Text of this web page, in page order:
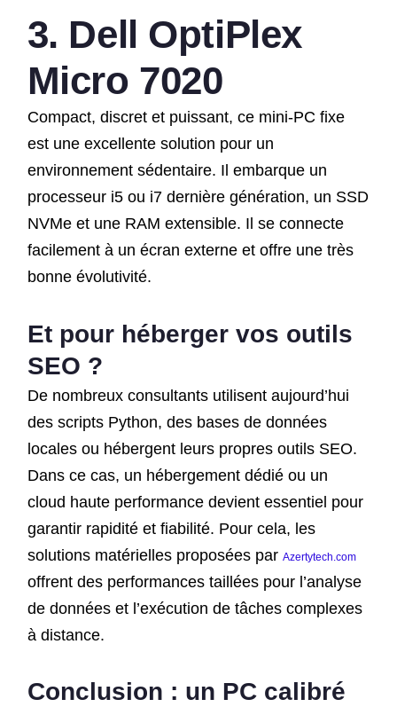
3. Dell OptiPlex
Micro 7020
Compact, discret et puissant, ce mini-PC fixe
est une excellente solution pour un
environnement sédentaire. Il embarque un
processeur i5 ou i7 dernière génération, un SSD
NVMe et une RAM extensible. Il se connecte
facilement à un écran externe et offre une très
bonne évolutivité.
Et pour héberger vos outils
SEO ?
De nombreux consultants utilisent aujourd’hui
des scripts Python, des bases de données
locales ou hébergent leurs propres outils SEO.
Dans ce cas, un hébergement dédié ou un
cloud haute performance devient essentiel pour
garantir rapidité et fiabilité. Pour cela, les
solutions matérielles proposées par Azertytech.com
offrent des performances taillées pour l’analyse
de données et l’exécution de tâches complexes
à distance.
Conclusion : un PC calibré